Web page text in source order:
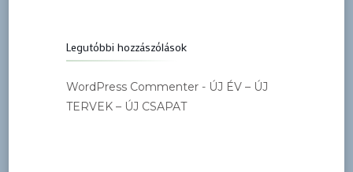
Legutóbbi hozzászólások
WordPress Commenter - ÚJ ÉV – ÚJ
TERVEK – ÚJ CSAPAT